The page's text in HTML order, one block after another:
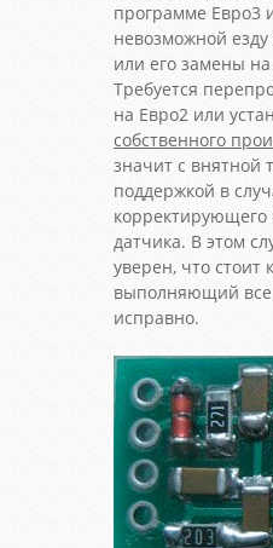
программе Евро3
невозможной езду
или его замены
Требуется
на Евро2 или
собственного
значит с внятной
поддержкой в
датчика. В этом
уверен, что стоит
выполняющий все
исправно.